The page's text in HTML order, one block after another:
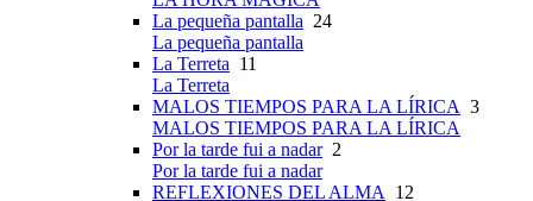
La pequeña pantalla 24
La pequeña pantalla
La Terreta 11
La Terreta
MALOS TIEMPOS PARA LA LÍRICA 3
MALOS TIEMPOS PARA LA LÍRICA
Por la tarde fui a nadar2
Por la tarde fui a nadar
REFLEXIONES DEL ALMA
12